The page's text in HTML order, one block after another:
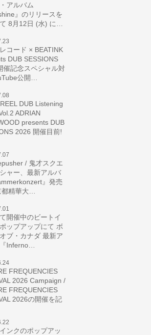
アルバム
』のリリースを
8月12日 (水) に…
コード × BEATINK
DUB SESSIONS
催記念スペシャル対
公開…
DUB Listening
ADRIAN
presents DUB
2026 開催目前!
/ 鬼才スクエ
ャー、最新アルバ
』発売
精華大…
開催中のビートイ
ップアップにて ボ
ブ・カナダ 最新ア
Inferno…
FREQUENCIES
2026 Campaign /
FREQUENCIES
2026の開催を記
ンクのポップアッ